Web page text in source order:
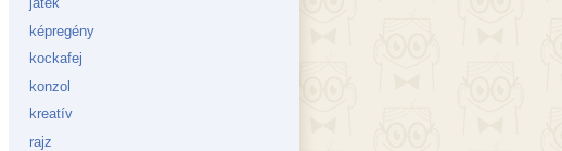
képregény
kockafej
konzol
kreatív
rajz